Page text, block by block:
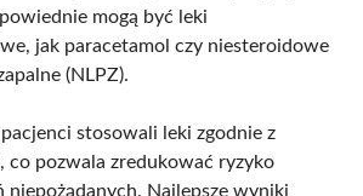
mogą być leki
jak paracetamol czy niesteroidowe
(NLPZ).
stosowali leki zgodnie z
co pozwala zredukować ryzyko
niepożądanych. Najlepsze wyniki